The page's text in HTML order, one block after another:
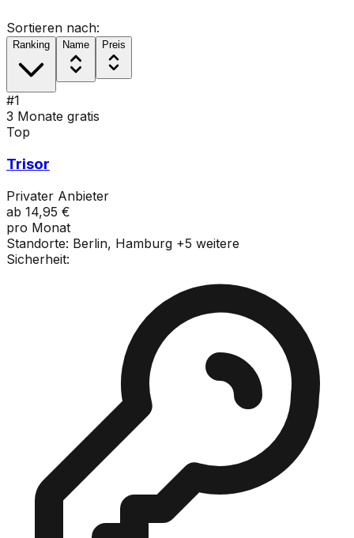
Sortieren nach:
Ranking Name Preis
#1
3 Monate gratis
Top
Trisor
Privater Anbieter
ab 14,95 €
pro Monat
Standorte: Berlin, Hamburg +5 weitere
Sicherheit: